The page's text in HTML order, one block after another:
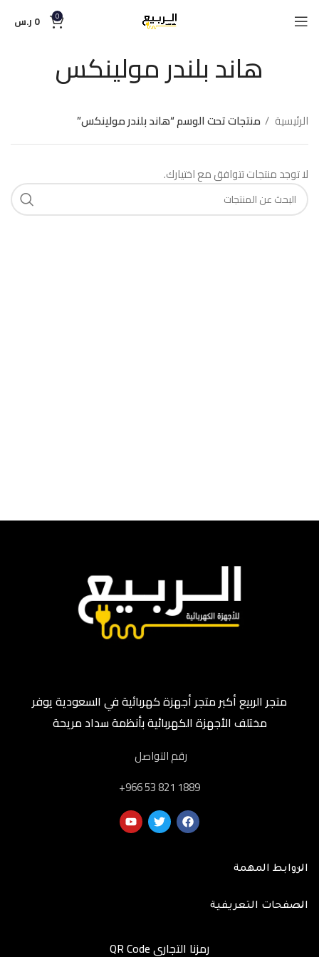
0
0 ر.س
هاند بلندر مولينكس
الرئيسية منتجات تحت الوسم “هاند بلندر مولينكس”
لا توجد منتجات تتوافق مع اختيارك.
متجر الربيع أكبر متجر أجهزة كهربائية في السعودية يوفر
مختلف الأجهزة الكهربائية بأنظمة سداد مريحة
رقم التواصل
‎+966 53 821 1889
الروابط المهمة
الصفحات التعريفية
رمزنا التجاري QR Code